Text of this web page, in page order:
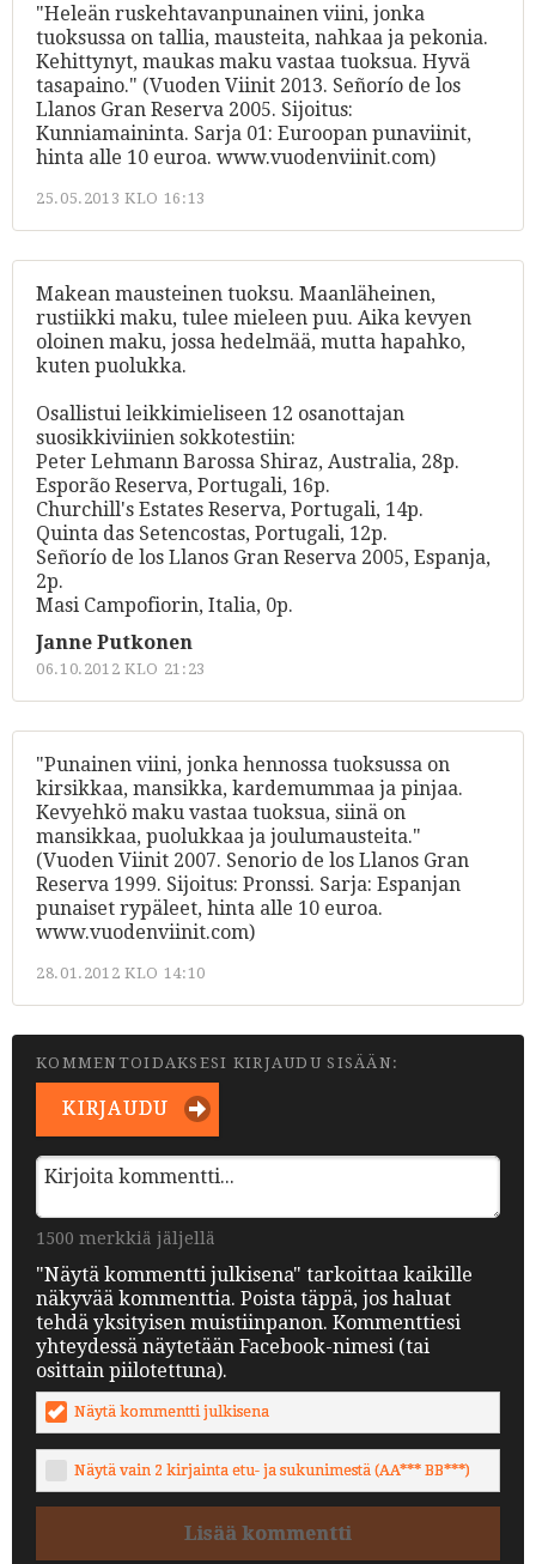
"Heleän ruskehtavanpunainen viini, jonka
tuoksussa on tallia, mausteita, nahkaa ja pekonia.
Kehittynyt, maukas maku vastaa tuoksua. Hyvä
tasapaino." (Vuoden Viinit 2013. Señorío de los
Llanos Gran Reserva 2005. Sijoitus:
Kunniamaininta. Sarja 01: Euroopan punaviinit,
hinta alle 10 euroa. www.vuodenviinit.com)
25.05.2013 KLO 16:13
Makean mausteinen tuoksu. Maanläheinen,
rustiikki maku, tulee mieleen puu. Aika kevyen
oloinen maku, jossa hedelmää, mutta hapahko,
kuten puolukka.
Osallistui leikkimieliseen 12 osanottajan
suosikkiviinien sokkotestiin:
Peter Lehmann Barossa Shiraz, Australia, 28p.
Esporão Reserva, Portugali, 16p.
Churchill's Estates Reserva, Portugali, 14p.
Quinta das Setencostas, Portugali, 12p.
Señorío de los Llanos Gran Reserva 2005, Espanja,
2p.
Masi Campofiorin, Italia, 0p.
Janne Putkonen
06.10.2012 KLO 21:23
"Punainen viini, jonka hennossa tuoksussa on
kirsikkaa, mansikka, kardemummaa ja pinjaa.
Kevyehkö maku vastaa tuoksua, siinä on
mansikkaa, puolukkaa ja joulumausteita."
(Vuoden Viinit 2007. Senorio de los Llanos Gran
Reserva 1999. Sijoitus: Pronssi. Sarja: Espanjan
punaiset rypäleet, hinta alle 10 euroa.
www.vuodenviinit.com)
28.01.2012 KLO 14:10
KOMMENTOIDAKSESI KIRJAUDU SISÄÄN:
KIRJAUDU
1500 merkkiä jäljellä
"Näytä kommentti julkisena" tarkoittaa kaikille
näkyvää kommenttia. Poista täppä, jos haluat
tehdä yksityisen muistiinpanon. Kommenttiesi
yhteydessä näytetään Facebook-nimesi (tai
osittain piilotettuna).
Näytä kommentti julkisena
Näytä vain 2 kirjainta etu- ja sukunimestä (AA*** BB***)
Lisää kommentti